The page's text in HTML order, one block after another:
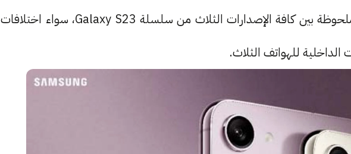
إلى جانب السعر، يوجد اختلافات ملحوظة بين كافة الإصدارات الثلاث من سلسلة Galaxy S23، سواء اختلافات
للهواتف الثلاث.